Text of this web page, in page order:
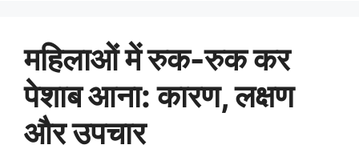
महिलाओं में रुक-रुक कर
पेशाब आना: कारण, लक्षण
और उपचार